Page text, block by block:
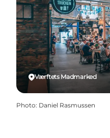
Værftets Madmarked
Photo: Daniel Rasmussen